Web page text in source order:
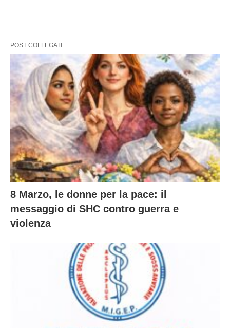
POST COLLEGATI
8 Marzo, le donne per la pace: il
messaggio di SHC contro guerra e
violenza